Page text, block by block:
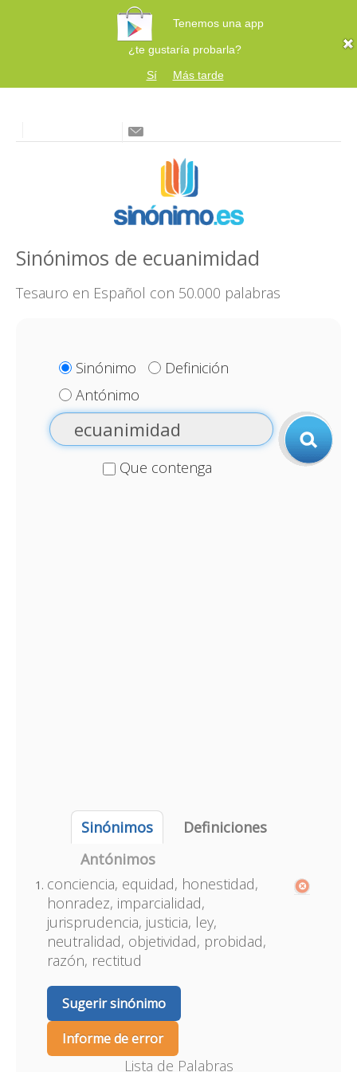
Tenemos una app
¿te gustaría probarla?
Sí
Más tarde
Sinónimos de ecuanimidad
Tesauro en Español con 50.000 palabras
Sinónimo
Definición
Antónimo
Que contenga
Sinónimos
Definiciones
Antónimos
conciencia, equidad, honestidad,
honradez, imparcialidad,
jurisprudencia, justicia, ley,
neutralidad, objetividad, probidad,
razón, rectitud
Sugerir sinónimo
Informe de error
Lista de Palabras